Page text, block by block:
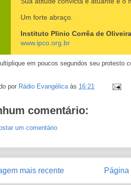
Um forte abraço.
Instituto Plinio Corrêa de Oliveira
www.ipco.org.br
por Rádio Evangélica às 16:21
comentário:
um comentário
mais recente Página